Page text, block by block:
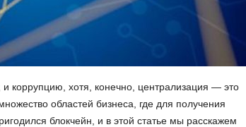
коррупцию, хотя, конечно, централизация — это
областей бизнеса, где для получения
блокчейн, и в этой статье мы расскажем